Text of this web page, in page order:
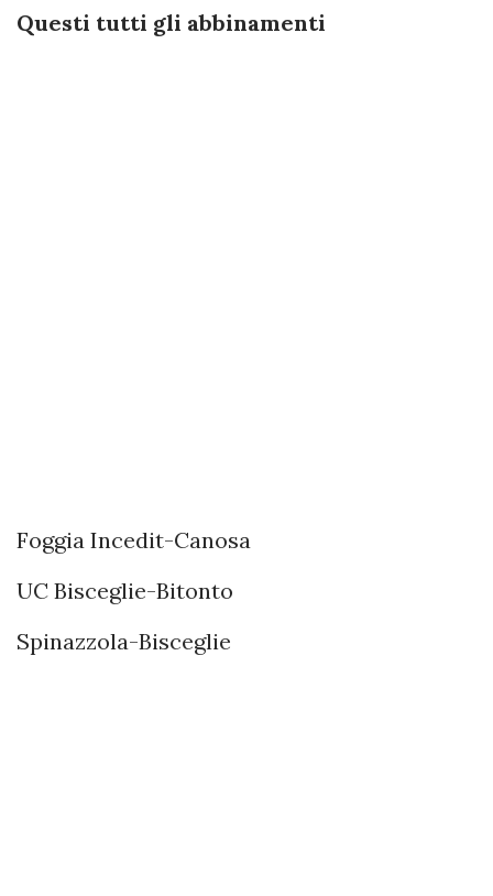
Questi tutti gli abbinamenti
Foggia Incedit-Canosa
UC Bisceglie-Bitonto
Spinazzola-Bisceglie